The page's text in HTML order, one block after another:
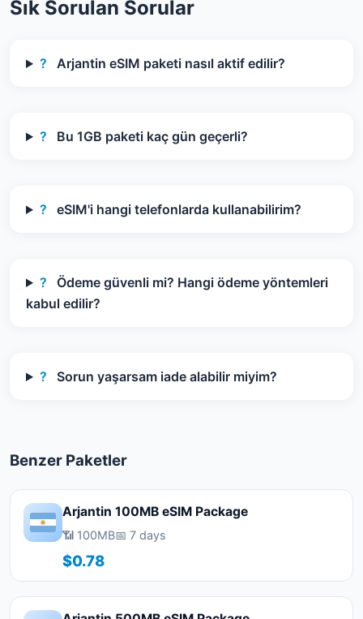
Sık Sorulan Sorular
? Arjantin eSIM paketi nasıl aktif edilir?
? Bu 1GB paketi kaç gün geçerli?
? eSIM'i hangi telefonlarda kullanabilirim?
?
Ödeme güvenli mi? Hangi ödeme yöntemleri
kabul edilir?
? Sorun yaşarsam iade alabilir miyim?
Benzer Paketler
Arjantin 100MB eSIM Package
📶 100MB📅 7 days
$0.78